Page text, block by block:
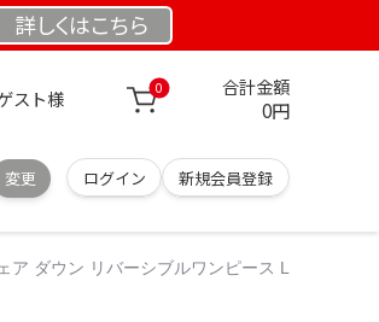
詳しくはこちら
スト様 0 合計金額
0円
変更 ログイン 新規会員登録
ア ダウン リバーシブルワンピース L